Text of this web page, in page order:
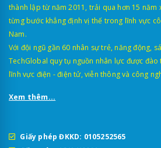
thành lập từ năm 2011, trải qua hơn 15 năm
từng bước khẳng định vị thế trong lĩnh vực
Nam.
Với đội ngũ gần 60 nhân sự trẻ, năng động,
TechGlobal quy tụ nguồn nhân lực được
lĩnh vực điện - điện tử, viễn thông và công
Xem thêm...
Giấy phép ĐKKD: 0105252565